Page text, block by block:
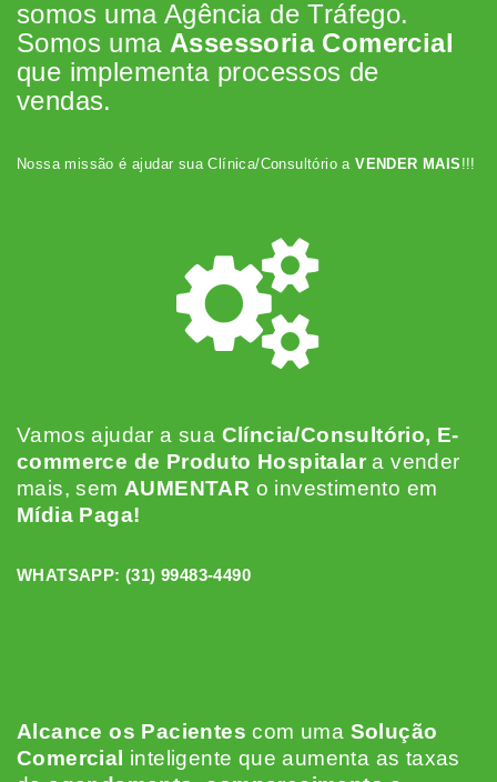
somos uma Agência de Tráfego.
Somos uma Assessoria Comercial
que implementa processos de
vendas.
Nossa missão é ajudar sua Clínica/Consultório aVENDER MAIS !!!
Vamos ajudar a sua Clíncia/Consultório, E-
commerce de Produto Hospitalar a vender
mais, sem AUMENTAR o investimento em
Mídia Paga!
WHATSAPP: (31) 99483-4490
Alcance os Pacientescom uma Solução
Comercial inteligente que aumenta as taxas